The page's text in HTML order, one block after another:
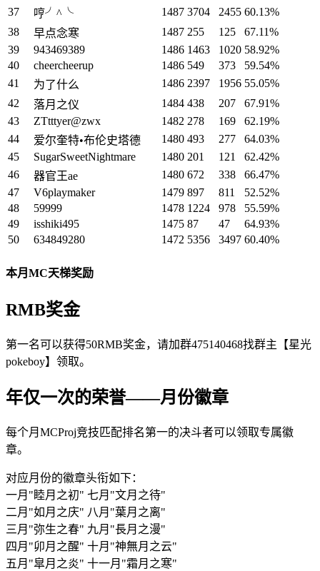
37
哼╯^╰ 1487 3704 2455 60.13%
38
早点念寒 1487 255 125
67.11%
39
943469389 1486 1463 1020 58.92%
40
cheercheerup 1486 549 373
59.54%
41
为了什么 1486 2397 1956 55.05%
42
落月之仪 1484 438 207
67.91%
43
ZTtttyer@zwx 1482 278 169
62.19%
44
爱尔奎特•布伦史塔德 1480 493 277
64.03%
45
SugarSweetNightmare 1480 201 121
62.42%
46
器官王ae 1480 672 338
66.47%
47
V6playmaker 1479 897 811
52.52%
48
59999 1478 1224 978
55.59%
49
isshiki495 1475 87 47
64.93%
50
634849280 1472 5356 3497 60.40%
本月MC天梯奖励
RMB奖金
第一名可以获得50RMB奖金，请加群475140468找群主【星光
pokeboy】领取。
年仅一次的荣誉——月份徽章
每个月MCProj竞技匹配排名第一的决斗者可以领取专属徽
章。
对应月份的徽章头衔如下：
一月"睦月之初" 七月"文月之待"
二月"如月之庆" 八月"葉月之离"
三月"弥生之春" 九月"長月之漫"
四月"卯月之醒" 十月"神無月之云"
五月"皐月之炎" 十一月"霜月之寒"